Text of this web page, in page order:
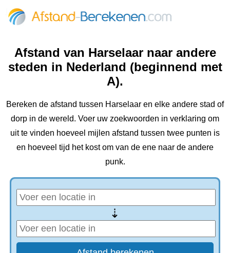
Afstand van Harselaar naar andere
steden in Nederland (beginnend met
A).
Bereken de afstand tussen Harselaar en elke andere stad of
dorp in de wereld. Voer uw zoekwoorden in verklaring om
uit te vinden hoeveel mijlen afstand tussen twee punten is
en hoeveel tijd het kost om van de ene naar de andere
punk.
⇢